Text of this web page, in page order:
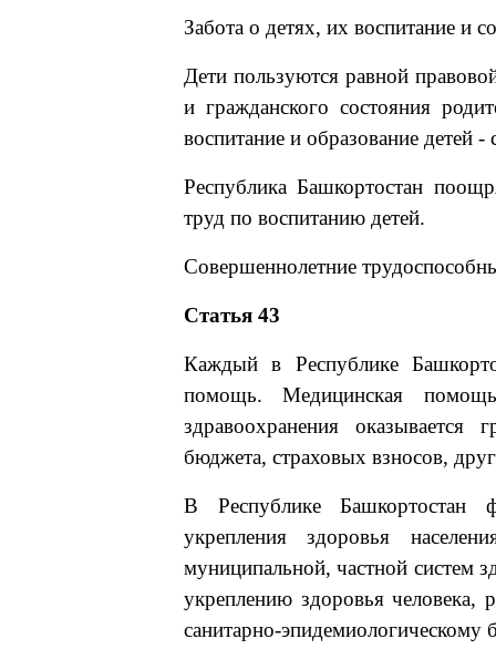
Забота о детях, их воспитание и
Дети пользуются равной
и гражданского состояния
воспитание и образование детей
Республика Башкортостан
труд по воспитанию детей.
Совершеннолетние
Статья 43
Каждый в Республике
помощь. Медицинская
здравоохранения оказывается
бюджета, страховых взносов,
В Республике Башкортостан
укрепления здоровья
муниципальной, частной систем
укреплению здоровья человека,
санитарно-эпидемиологическому